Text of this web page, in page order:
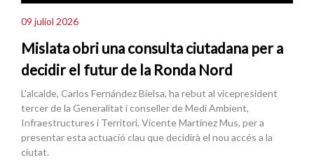
09 juliol 2026
Mislata obri una consulta ciutadana per a
decidir el futur de la Ronda Nord
L'alcalde, Carlos Fernández Bielsa, ha rebut al vicepresident
tercer de la Generalitat i conseller de Medi Ambient,
Infraestructures i Territori, Vicente Martínez Mus, per a
presentar esta actuació clau que decidirà el nou accés a la
ciutat.